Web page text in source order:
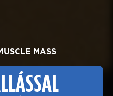
MASS